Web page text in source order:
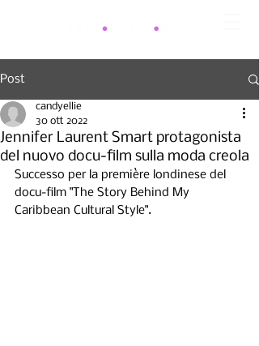
Post
Jennifer Laurent Smart protagonista
del nuovo docu-film sulla moda creola
candyellie
30 ott 2022
Successo per la première londinese del
docu-film "The Story Behind My
Caribbean Cultural Style".